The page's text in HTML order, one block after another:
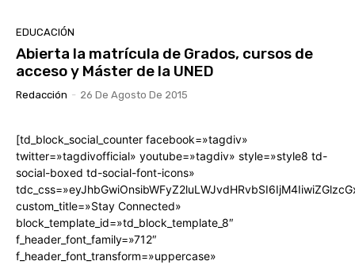
EDUCACIÓN
Abierta la matrícula de Grados, cursos de
acceso y Máster de la UNED
Redacción - 26 De Agosto De 2015
[td_block_social_counter facebook=»tagdiv»
twitter=»tagdivofficial» youtube=»tagdiv» style=»style8 td-
social-boxed td-social-font-icons»
custom_title=»Stay Connected»
block_template_id=»td_block_template_8″
f_header_font_family=»712″
f_header_font_transform=»uppercase»